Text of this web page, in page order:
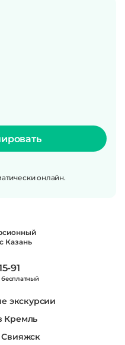
онлайн.
Казань
91
бесплатный
экскурсии
Кремль
Свияжск